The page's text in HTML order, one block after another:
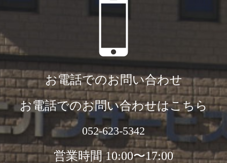
お電話でのお問い合わせ
お電話でのお問い合わせはこちら
052-623-5342
営業時間 10:00〜17:00